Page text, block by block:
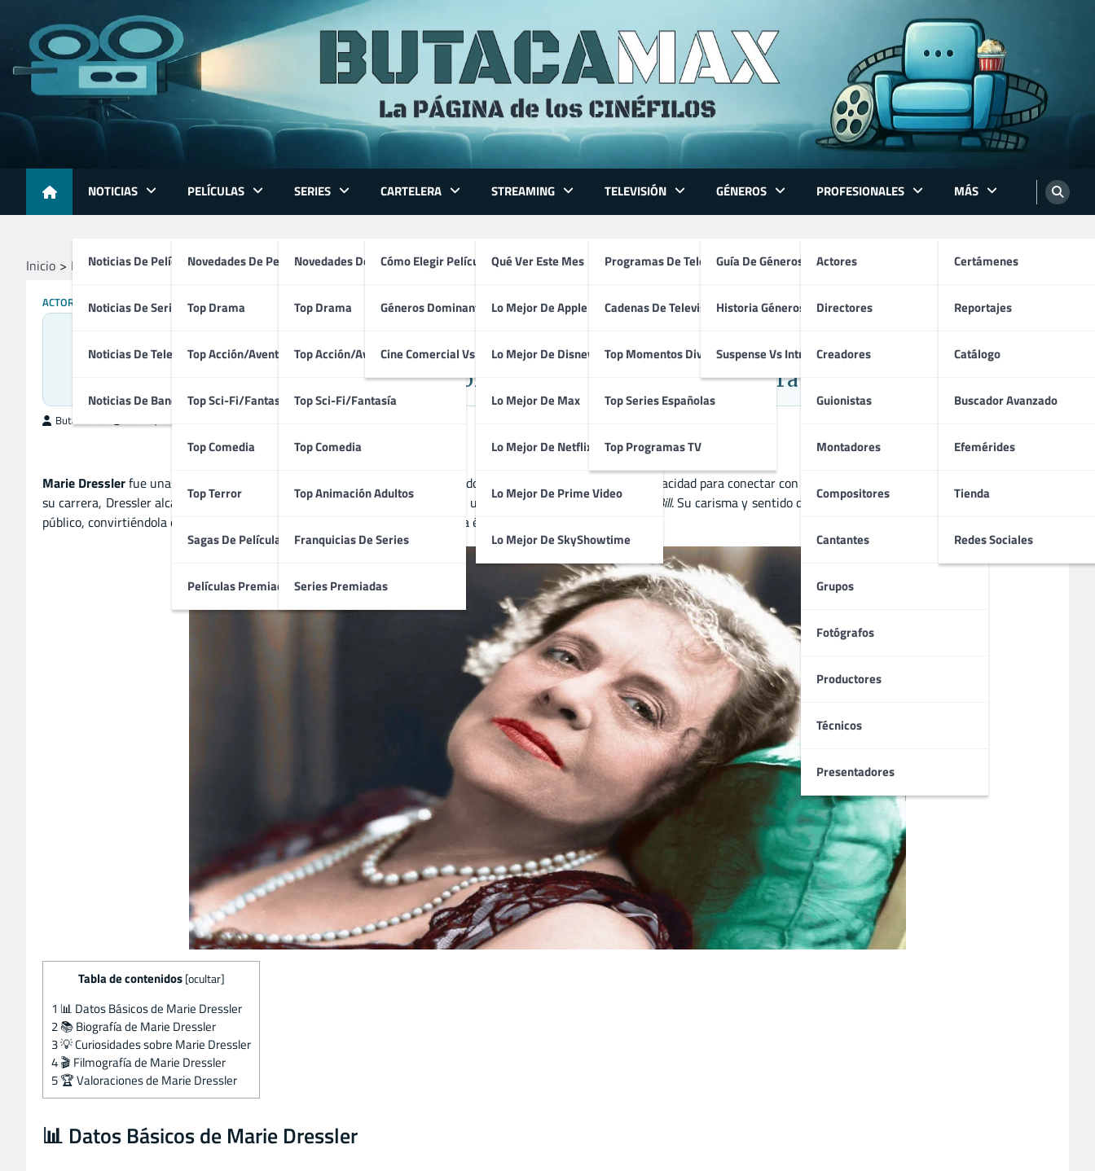
content
NOTICIAS
Noticias De Películas
Noticias De Series
Noticias De Televisión
Noticias De Bandas Sonoras
PELÍCULAS
Novedades De Películas
Top Drama
Top Acción/Aventura
Top Sci-Fi/Fantasía
Top Comedia
Top Terror
Sagas De Películas
Películas Premiadas
SERIES
Novedades De Series
Top Drama
Top Acción/Aventura
Top Sci-Fi/Fantasía
Top Comedia
Top Animación Adultos
Franquicias De Series
Series Premiadas
CARTELERA
Cómo Elegir Película
Géneros Dominantes
Cine Comercial Vs Autor
STREAMING
Qué Ver Este Mes
Lo Mejor De Apple TV
Lo Mejor De Disney+
Lo Mejor De Max
Lo Mejor De Netflix
Lo Mejor De Prime Video
Lo Mejor De SkyShowtime
TELEVISIÓN
Programas De Televisión
Cadenas De Televisión
Top Momentos Divertidos
Top Series Españolas
Top Programas TV
GÉNEROS
Guía De Géneros
Historia Géneros TV
Suspense Vs Intriga
PROFESIONALES
Actores
Directores
Creadores
Guionistas
Montadores
Compositores
Cantantes
Grupos
Fotógrafos
Productores
Técnicos
Presentadores
MÁS
Certámenes
Reportajes
Catálogo
Buscador Avanzado
Efemérides
Tienda
Redes Sociales
Inicio Profesionales Actores Marie Dressler
ACTORES
Marie Dressler
Famosa Actriz de la Era Dorada de Hollywood y Ganadora del Oscar
ButacaMax
Marie Dresslerfue una de las figuras más queridas del cine clásico, destacándose por su talento cómico y su capacidad para conectar con la audiencia. A pesar de enfrentar desafíos en
su carrera, Dressler alcanzó un gran éxito en la era del cine sonoro, ganando un Oscar por su papel enMin and Bill. Su carisma y sentido del humor hicieron que se ganara el afecto del
público, convirtiéndola en una de las actrices más queridas y respetadas de la época dorada de Hollywood.
Tabla de contenidos [ocultar]
1 📊 Datos Básicos de Marie Dressler
2📚 Biografía de Marie Dressler
3💡 Curiosidades sobre Marie Dressler
4🎬 Filmografía de Marie Dressler
5🏆 Valoraciones de Marie Dressler
📊 Datos Básicos de Marie Dressler